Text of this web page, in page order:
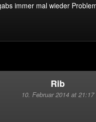
immer mal wieder
Rib
10. Februar 2014 at 21:17